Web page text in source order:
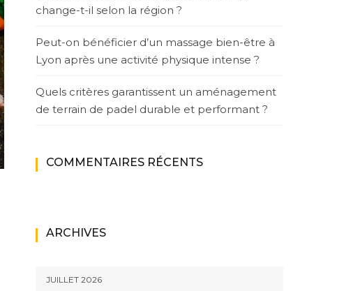
change-t-il selon la région ?
Peut-on bénéficier d’un massage bien-être à
Lyon après une activité physique intense ?
Quels critères garantissent un aménagement
de terrain de padel durable et performant ?
COMMENTAIRES RÉCENTS
ARCHIVES
JUILLET 2026